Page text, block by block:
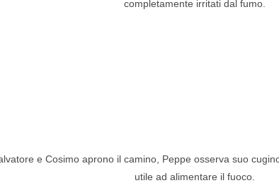
completamente irritati dal fumo.
e Cosimo aprono il camino, Peppe osserva suo
utile ad alimentare il fuoco.